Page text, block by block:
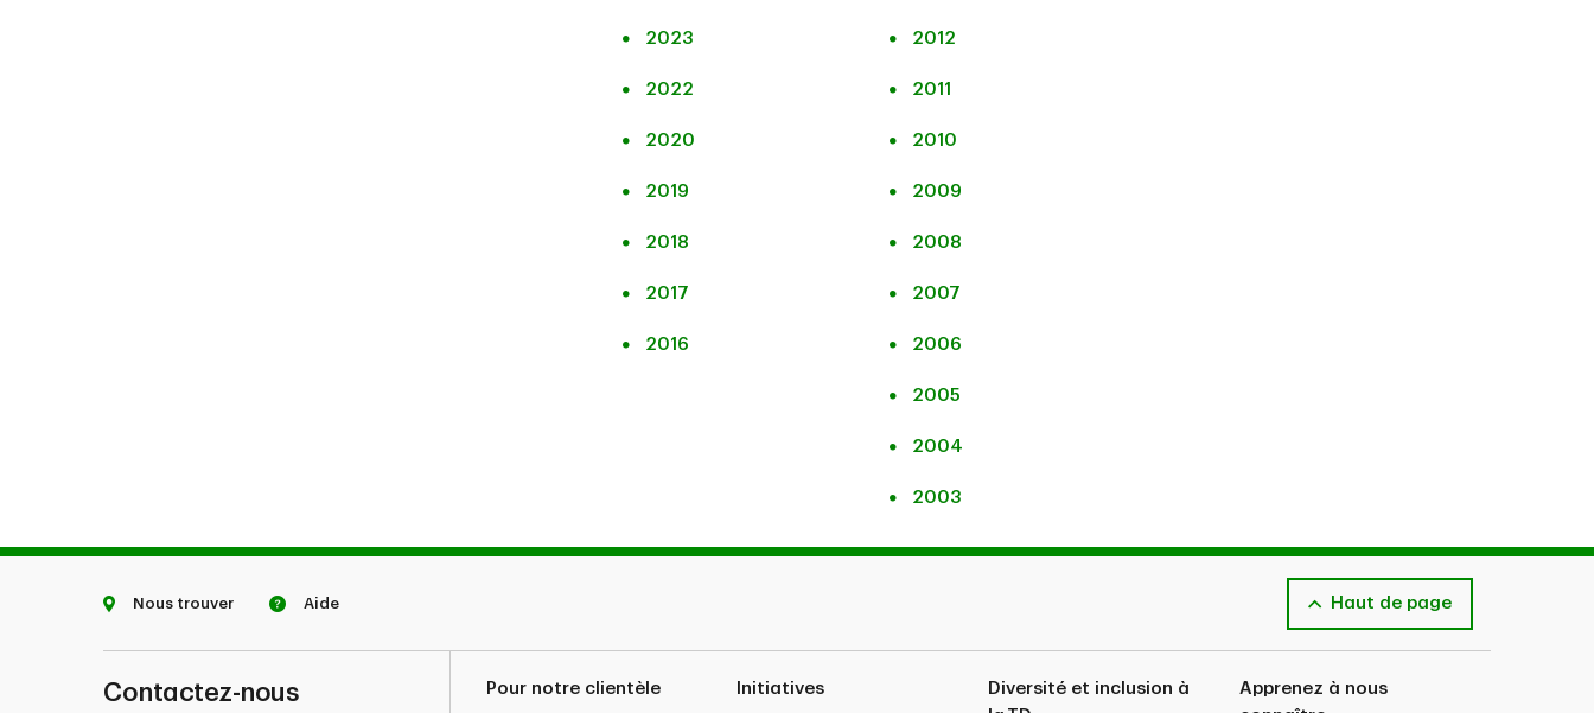
2023
2022
2020
2019
2018
2017
2016
2012
2011
2010
2009
2008
2007
2006
2005
2004
2003
Nous trouver Aide Haut de page
Contactez-nous Pour notre clientèle Initiatives
Diversité et inclusion à
Apprenez à nous